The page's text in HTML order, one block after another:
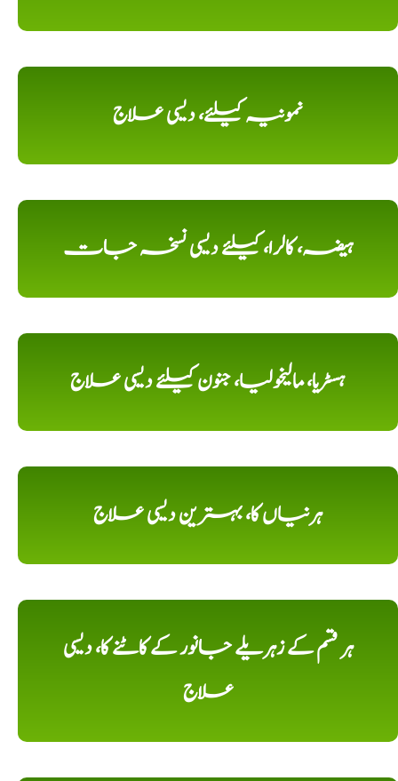
نمونیہ کیلئے، دیسی علاج
ہیضہ، کالرا، کیلئے دیسی نسخہ جات
ہسٹریا، مالیخولیا، جنون کیلئے دیسی علاج
ہرنیاں کا، بہترین دیسی علاج
ہر قسم کے زہریلے جانور کے کاٹنے کا، دیسی
علاج